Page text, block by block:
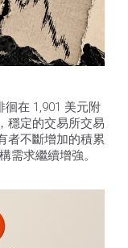
徊在 1,901 美元附
穩定的交易所交易
者不斷增加的積累
需求繼續增強。